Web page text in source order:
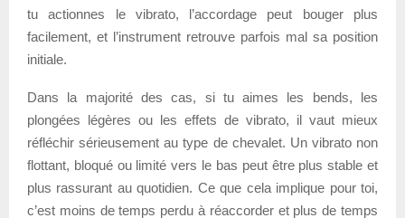
tu actionnes le vibrato, l’accordage peut bouger plus
facilement, et l’instrument retrouve parfois mal sa position
initiale.
Dans la majorité des cas, si tu aimes les bends, les
plongées légères ou les effets de vibrato, il vaut mieux
réfléchir sérieusement au type de chevalet. Un vibrato non
flottant, bloqué ou limité vers le bas peut être plus stable et
plus rassurant au quotidien. Ce que cela implique pour toi,
c’est moins de temps perdu à réaccorder et plus de temps